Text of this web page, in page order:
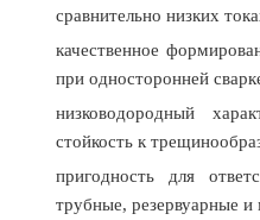
сравнительно низких
качественное
при односторонней
низководородный
стойкость к
пригодность для
трубные, резервуарные и